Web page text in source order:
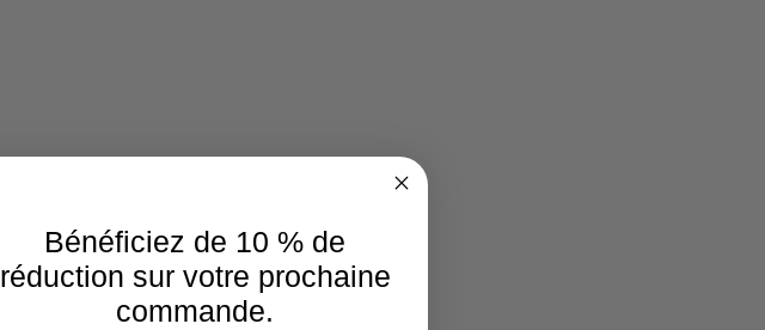
Bénéficiez de 10 % de
réduction sur votre prochaine
commande.